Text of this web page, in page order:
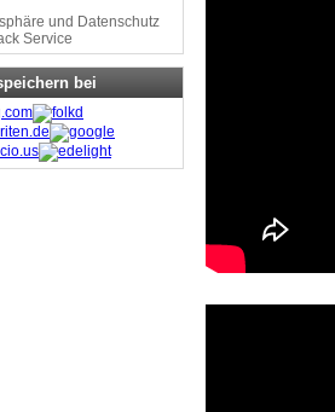
und Datenschutz
Service
bei